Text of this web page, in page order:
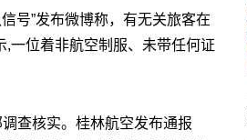
号”发布微博称，有无关旅客在
一位着非航空制服、未带任何证
查核实。桂林航空发布通报